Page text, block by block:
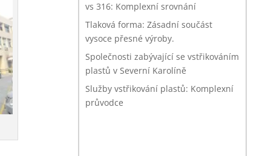
vs 316: Komplexní srovnání
Tlaková forma: Zásadní součást
vysoce přesné výroby.
Společnosti zabývající se vstřikováním
plastů v Severní Karolíně
Služby vstřikování plastů: Komplexní
průvodce